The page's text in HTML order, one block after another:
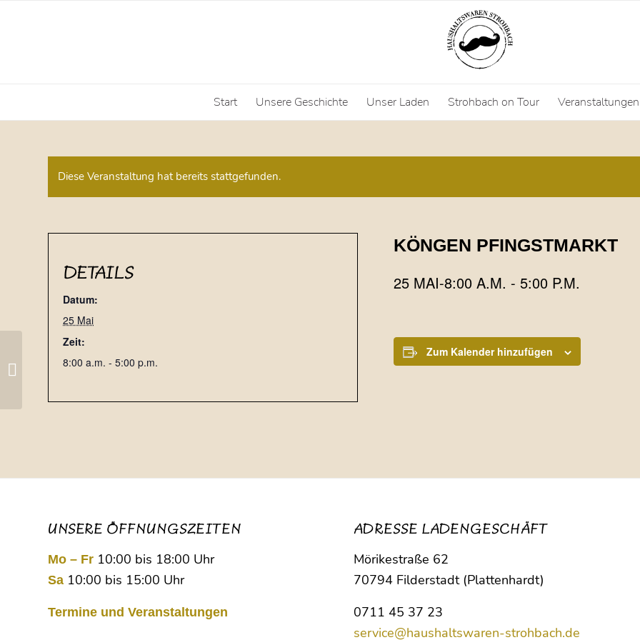
Start Unsere Geschichte Unser Laden Strohbach on Tour Veranstaltungen
Diese Veranstaltung hat bereits stattgefunden.
KÖNGEN PFINGSTMARKT
25 MAI-8:00 A.M. - 5:00 P.M.
Zum Kalender hinzufügen
DETAILS
Datum:
25 Mai
Zeit:
8:00 a.m. - 5:00 p.m.
UNSERE ÖFFNUNGSZEITEN
Mo – Fr 10:00 bis 18:00 Uhr
Sa 10:00 bis 15:00 Uhr
Termine und Veranstaltungen
ADRESSE LADENGESCHÄFT
Mörikestraße 62
70794 Filderstadt (Plattenhardt)
0711 45 37 23
service@haushaltswaren-strohbach.de
Nürtingen Abendmarkt